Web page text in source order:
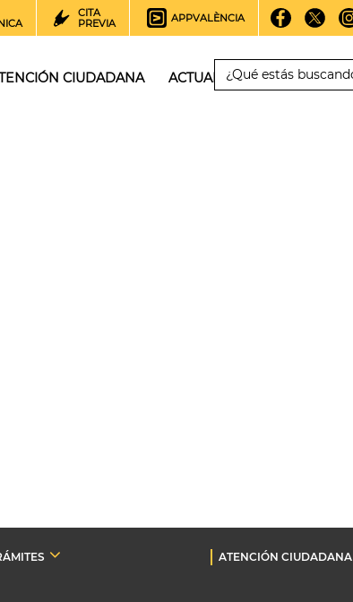
CITA
PREVIA
APPVALÈNCIA
CIUDADANA ACTUALIDAD
ATENCIÓN CIUDADANA